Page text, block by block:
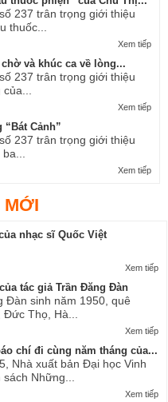
237 trân trọng giới thiệu
thuốc...
Xem tiếp
và khúc ca về lòng...
237 trân trọng giới thiệu
Xem tiếp
Cảnh”
237 trân trọng giới thiệu
Xem tiếp
MỚI
nhạc sĩ Quốc Việt
Xem tiếp
tác giả Trần Đăng Đàn
Đàn sinh năm 1950, quê
Thọ, Hà...
Xem tiếp
chí đi cùng năm tháng của...
Nhà xuất bản Đại học Vinh
Những...
Xem tiếp